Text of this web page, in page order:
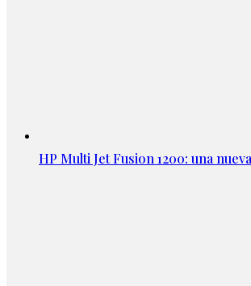
HP Multi Jet Fusion 1200: una